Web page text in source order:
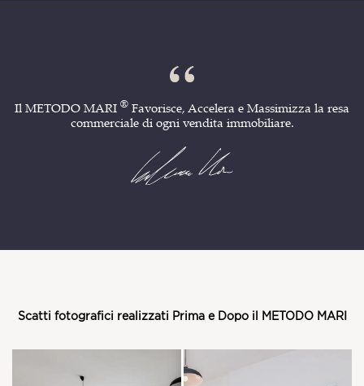
Il METODO MARI ® Favorisce, Accelera e Massimizza la resa
commerciale di ogni vendita immobiliare.
Scatti fotografici realizzati Prima e Dopo il METODO MARI